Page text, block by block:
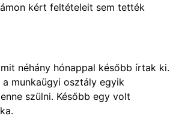
kért feltételeit sem tették
néhány hónappal később írtak ki.
munkaügyi osztály egyik
szülni. Később egy volt